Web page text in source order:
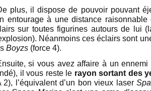
plus, il dispose de pouvoir pouvant
entourage à une distance
sur toutes figurines autours de lui
Néanmoins ces éclairs sont
Boyzs (force 4).
si vous avez affaire à un
il vous reste le rayon sortant des
2), l’équivalent d’un bon vieux laser